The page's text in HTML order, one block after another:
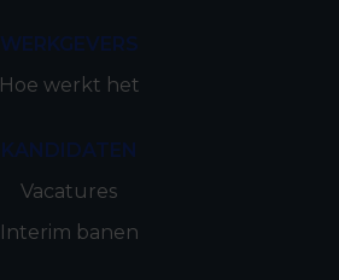
WERKGEVERS
Hoe werkt het
KANDIDATEN
Vacatures
Interim banen